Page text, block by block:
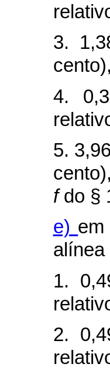
3.
4.
5.
fdo §
e)
alínea
1.
2.